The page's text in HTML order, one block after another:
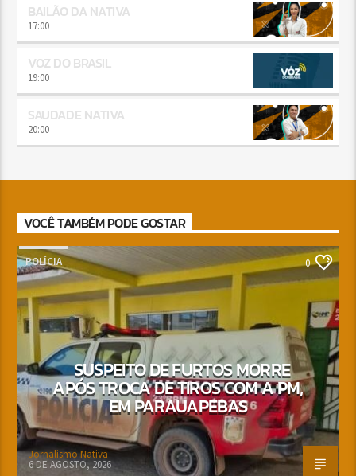
BAILÃO DA NATIVA
17:00
VOZ DO BRASIL
19:00
SAUDADE NATIVA
20:00
VOCÊ TAMBÉM PODE GOSTAR
POLÍCIA 0
SUSPEITO DE FURTOS MORRE
APÓS TROCA DE TIROS COM A PM,
EM PARAUAPEBAS
Jornalismo Nativa
6 DE AGOSTO, 2026